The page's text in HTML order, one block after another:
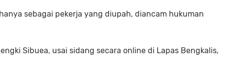
sebagai pekerja yang diupah, diancam hukuman
Sibuea, usai sidang secara online di Lapas Bengkalis,